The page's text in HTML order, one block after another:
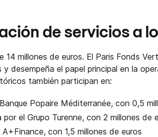
de servicios a
14 millones de euros. El Paris Fonds
desempeña el papel principal en la
también participan en:
Popaire Méditerranée, con 0,5
el Grupo Turenne, con 2 millones de
con 1,5 millones de euros